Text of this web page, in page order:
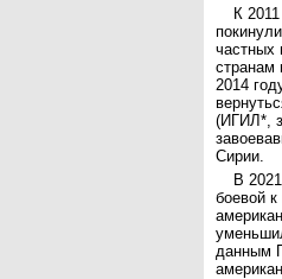
К
частных
странам
2014
(ИГИЛ*,
Сирии.
В
боевой к
данным